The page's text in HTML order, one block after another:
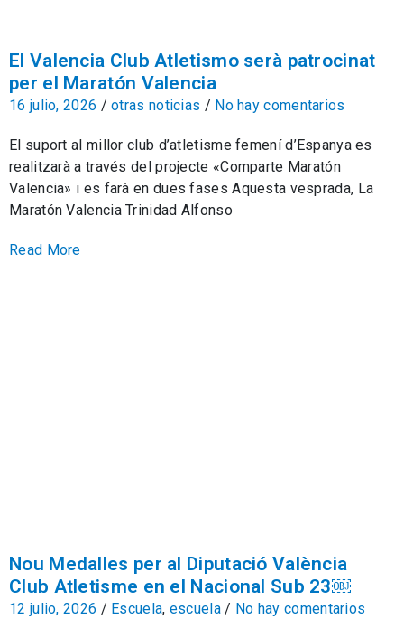
El Valencia Club Atletismo serà patrocinat
per el Maratón Valencia
16 julio, 2026 / otras noticias / No hay comentarios
El suport al millor club d’atletisme femení d’Espanya es
realitzarà a través del projecte «Comparte Maratón
Valencia» i es farà en dues fases Aquesta vesprada, La
Maratón Valencia Trinidad Alfonso
Read More
Nou Medalles per al Diputació València
Club Atletisme en el Nacional Sub 23￼
12 julio, 2026 / Escuela, escuela / No hay comentarios